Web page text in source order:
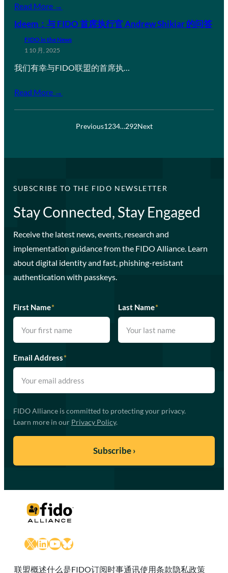
Read More →
Ideem：与 FIDO 首席执行官 Andrew Shikiar 的问答
FIDO in the News
1 10 月, 2025
我们有幸与FIDO联盟的首席执…
Read More →
Previous1234…292Next
SUBSCRIBE TO THE FIDO NEWSLETTER
Stay Connected, Stay Engaged
Receive the latest news, events, research and
implementation guidance from the FIDO Alliance. Learn
about digital identity and fast, phishing-resistant
authentication with passkeys.
First Name* Last Name*
Email Address*
FIDO Alliance is committed to protecting your privacy.
Learn more in our Privacy Policy.
X LinkedIn
YouTube
Bluesky
联盟概述什么是FIDO订阅时事通讯使用条款隐私政策